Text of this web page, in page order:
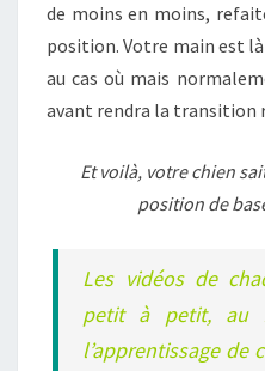
de moins en moins,
position. Votre main est là
au cas où mais
avant rendra la transition
Et voilà, votre chien
position de
Les vidéos de
petit à petit, au
l’apprentissage de